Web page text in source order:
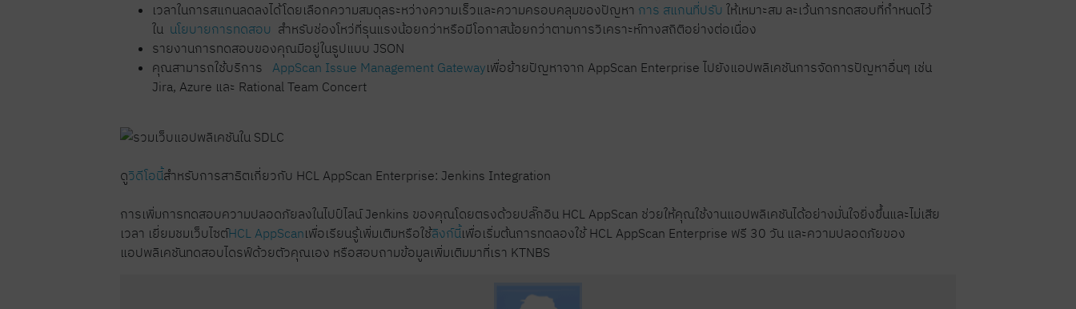
เวลาในการสแกนลดลงได้โดยเลือกความสมดุลระหว่างความเร็วและความครอบคลุมของปัญหา การ สแกนที่ปรับ ให้เหมาะสม ละเว้นการทดสอบที่กำหนดไว้
ใน นโยบายการทดสอบ สำหรับช่องโหว่ที่รุนแรงน้อยกว่าหรือมีโอกาสน้อยกว่าตามการวิเคราะห์ทางสถิติอย่างต่อเนื่อง
รายงานการทดสอบของคุณมีอยู่ในรูปแบบ JSON
คุณสามารถใช้บริการ AppScan Issue Management Gatewayเพื่อย้ายปัญหาจาก AppScan Enterprise ไปยังแอปพลิเคชันการจัดการปัญหาอื่นๆ เช่น
Jira, Azure และ Rational Team Concert
ดูวิดีโอนี้สำหรับการสาธิตเกี่ยวกับ HCL AppScan Enterprise: Jenkins Integration
การเพิ่มการทดสอบความปลอดภัยลงในไปป์ไลน์ Jenkins ของคุณโดยตรงด้วยปลั๊กอิน HCL AppScan ช่วยให้คุณใช้งานแอปพลิเคชันได้อย่างมั่นใจยิ่งขึ้นและไม่เสีย
เวลา เยี่ยมชมเว็บไซต์HCL AppScanเพื่อเรียนรู้เพิ่มเติมหรือใช้ลิงก์นี้เพื่อเริ่มต้นการทดลองใช้ HCL AppScan Enterprise ฟรี 30 วัน และความปลอดภัยของ
แอปพลิเคชันทดสอบไดรฟ์ด้วยตัวคุณเอง หรือสอบถามข้อมูลเพิ่มเติมมาที่เรา KTNBS